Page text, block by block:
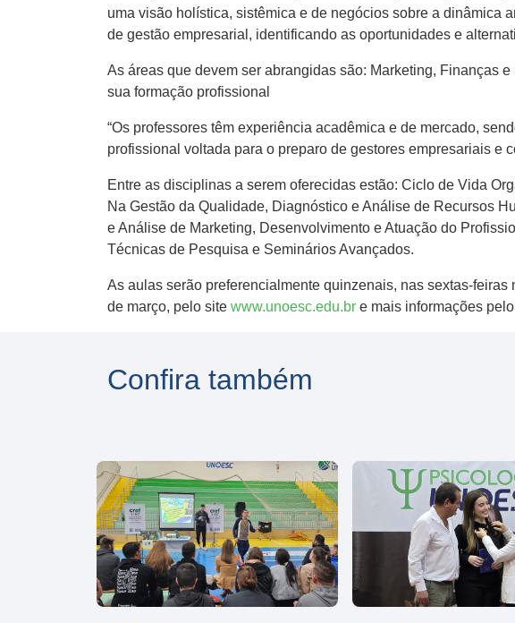
uma visão holística, sistêmica e de negócios sobre a dinâmica
de gestão empresarial, identificando as oportunidades e
As áreas que devem ser abrangidas são: Marketing, Finanças
sua formação profissional
“Os professores têm experiência acadêmica e de mercado,
profissional voltada para o preparo de gestores empresariais e
Entre as disciplinas a serem oferecidas estão: Ciclo de Vida
Na Gestão da Qualidade, Diagnóstico e Análise de Recursos
e Análise de Marketing, Desenvolvimento e Atuação do
Técnicas de Pesquisa e Seminários Avançados.
As aulas serão preferencialmente quinzenais, nas sextas-
de março, pelo site www.unoesc.edu.br e mais informações
Confira também